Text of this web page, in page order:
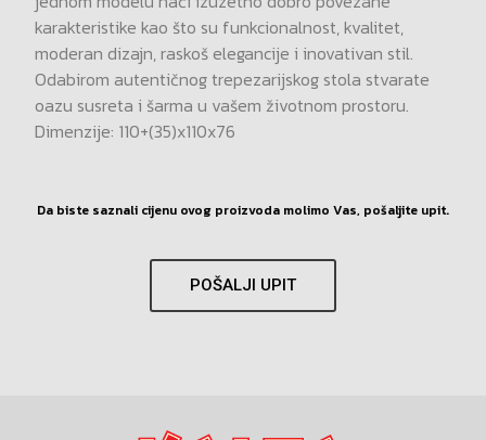
karakteristike kao što su funkcionalnost, kvalitet,
moderan dizajn, raskoš elegancije i inovativan stil.
Odabirom autentičnog trepezarijskog stola stvarate
oazu susreta i šarma u vašem životnom prostoru.
Dimenzije: 110+(35)x110x76
Da biste saznali cijenu ovog proizvoda molimo Vas, pošaljite upit.
POŠALJI UPIT